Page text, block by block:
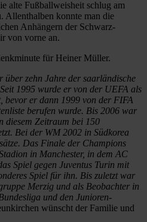
alte Fußballweisheit schlug am
Allenthalben konnte man die
Anhängern der Schwarz-
von vorne an.
für Heiner Müller.
zehn Jahre der saarländische
1995 wurde er von der UEFA als
bevor er dann 1999 von der FIFA
berufen wurde. Bis 2006 war
diesem Zeitraum bei 150
Bei der WM 2002 in Südkorea
Das Finale der Champions
in Manchester, in dem AC
Spiel gegen Juventus Turin mit
Spiel für ihn. Bis zuletzt war
Merzig und als Beobachter in
und den Junioren-
wünscht der Familie und